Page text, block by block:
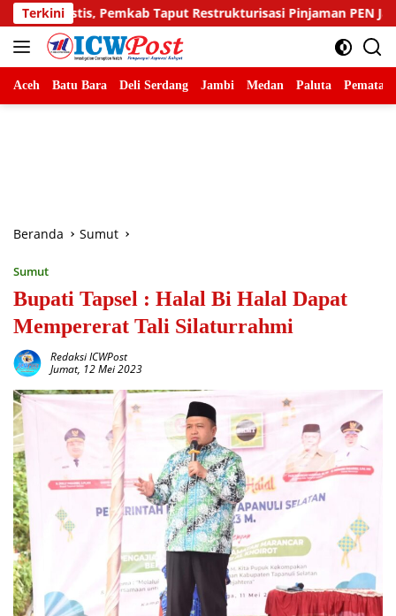
Langsung
ke
konten
TerkiniTaput Restrukturisasi Pinjaman PEN Jadi 15 Tahun‎‎
Aceh Batu Bara Deli Serdang Jambi Medan Paluta
Beranda Sumut
Sumut
Bupati Tapsel : Halal Bi Halal Dapat
Mempererat Tali Silaturrahmi
Redaksi ICWPost
Jumat, 12 Mei 2023